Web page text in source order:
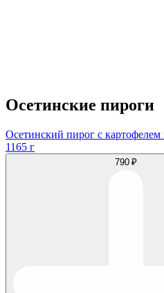
Осетинские пироги
Осетинский пирог с картофелем
1165 г
790 ₽